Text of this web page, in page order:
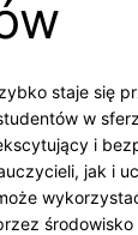
staje się
w
i
jak i
środowisko